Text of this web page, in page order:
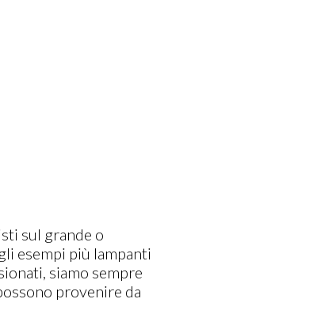
sul grande o
esempi più lampanti
siamo sempre
provenire da